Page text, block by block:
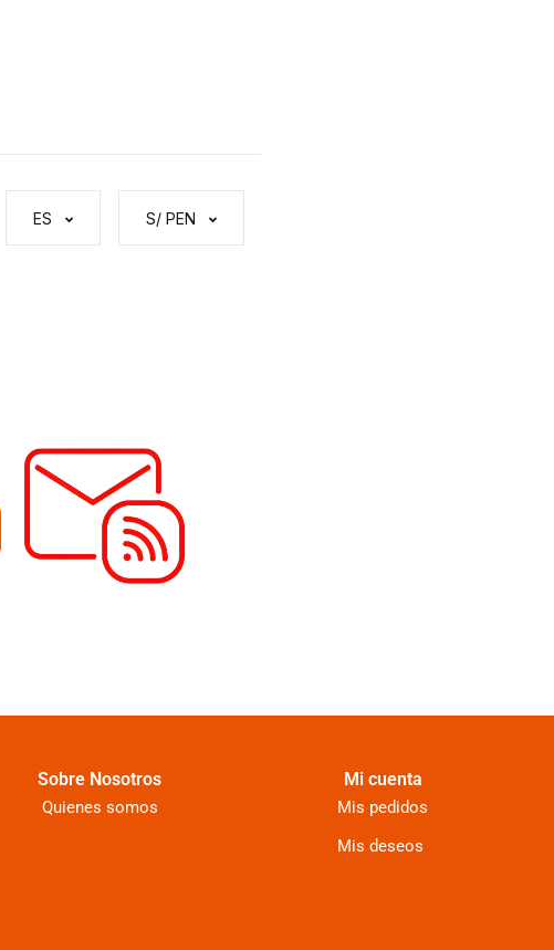
ES S/ PEN
Sobre Nosotros
Quienes somos
Mi cuenta
Mis pedidos
Mis deseos